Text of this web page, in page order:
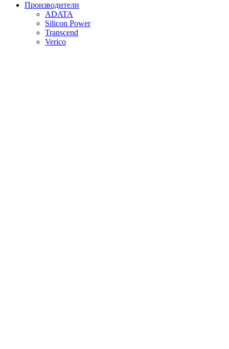
Производители
ADATA
Silicon Power
Transcend
Verico